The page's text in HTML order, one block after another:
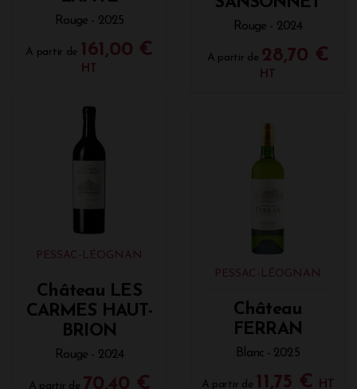
Rouge - 2025
A partir de 161,00 €
HT
Rouge - 2024
A partir de 28,70 €
HT
PESSAC-LÉOGNAN
Château LES
CARMES HAUT-
BRION
Rouge - 2024
A partir de 70,40 €
PESSAC-LÉOGNAN
Château
FERRAN
Blanc - 2025
A partir de 11,75 € HT